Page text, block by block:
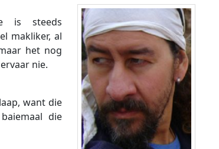
is steeds
makliker, al
het nog
nie.
want die
die